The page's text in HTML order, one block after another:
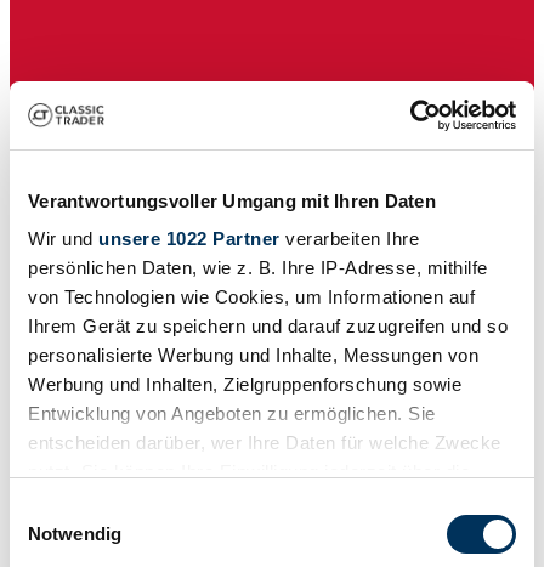
Verantwortungsvoller Umgang mit Ihren Daten
Wir und unsere 1022 Partner verarbeiten Ihre
persönlichen Daten, wie z. B. Ihre IP-Adresse, mithilfe
von Technologien wie Cookies, um Informationen auf
Ihrem Gerät zu speichern und darauf zuzugreifen und so
personalisierte Werbung und Inhalte, Messungen von
Werbung und Inhalten, Zielgruppenforschung sowie
Entwicklung von Angeboten zu ermöglichen. Sie
entscheiden darüber, wer Ihre Daten für welche Zwecke
Trigger Symbol ändern oder widerrufen
Notwendig
Type de carrosserie
Kilométrage (lire)
79 000 mi
Puissance (kW/CV)